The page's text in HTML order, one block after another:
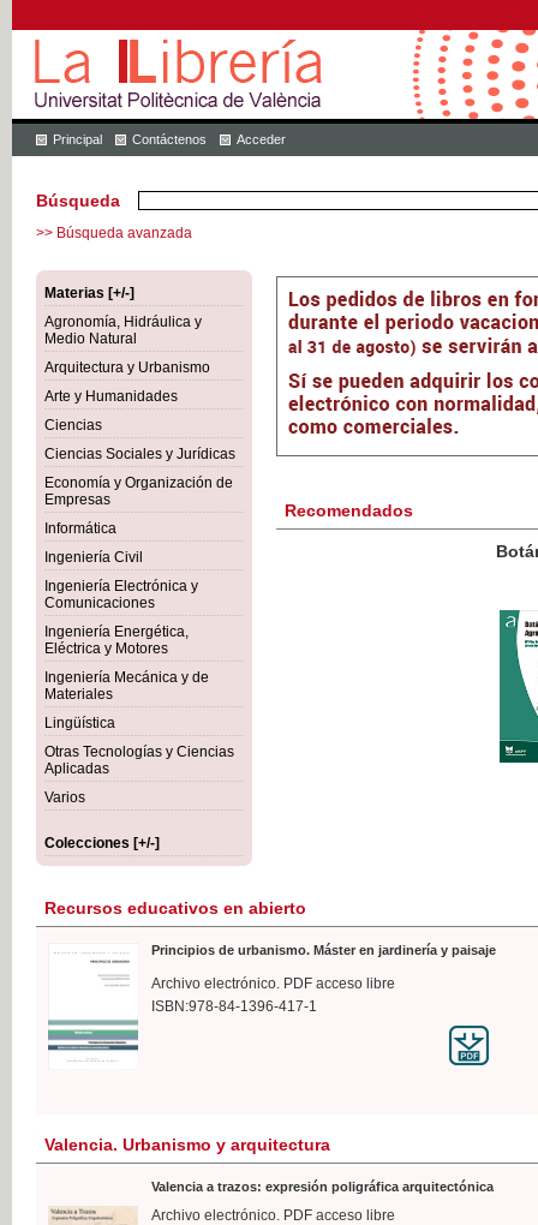
Principal Contáctenos Acceder
Búsqueda
>> Búsqueda avanzada
Materias [+/-]
Agronomía, Hidráulica y
Medio Natural
Arquitectura y Urbanismo
Arte y Humanidades
Ciencias
Ciencias Sociales y Jurídicas
Economía y Organización de
Empresas
Informática
Ingeniería Civil
Ingeniería Electrónica y
Comunicaciones
Ingeniería Energética,
Eléctrica y Motores
Ingeniería Mecánica y de
Materiales
Lingüística
Otras Tecnologías y Ciencias
Aplicadas
Varios
Colecciones [+/-]
Recomendados
IVA
Recursos educativos en abierto
Principios de urbanismo. Máster en jardinería y paisaje
Archivo electrónico. PDF acceso libre
ISBN:978-84-1396-417-1
Valencia. Urbanismo y arquitectura
Valencia a trazos: expresión poligráfica arquitectónica
Archivo electrónico. PDF acceso libre